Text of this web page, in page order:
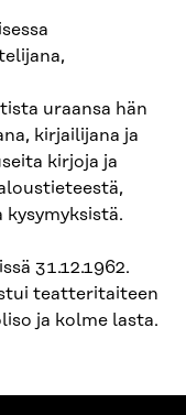
uraansa hän
kirjailijana ja
kirjoja ja
31.12.1962.
teatteritaiteen
ja kolme lasta.